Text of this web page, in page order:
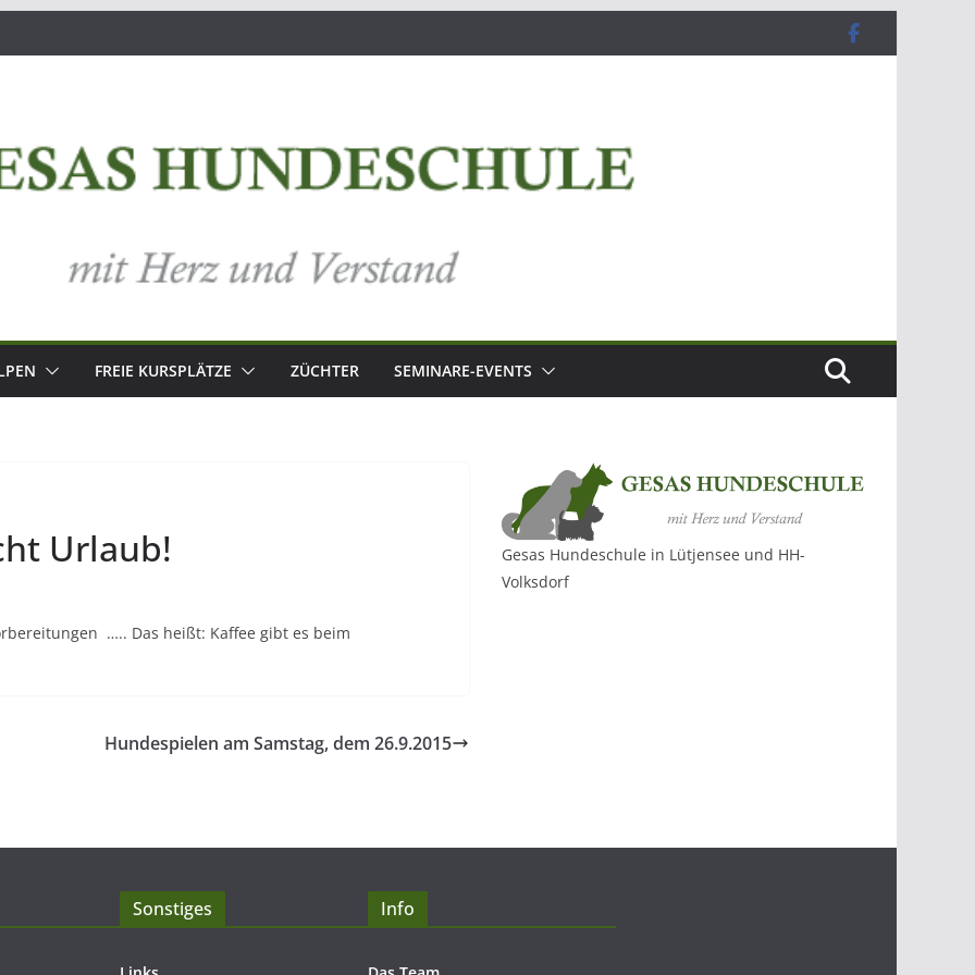
FREIE KURSPLÄTZE ZÜCHTER SEMINARE-EVENTS
Urlaub!
….. Das heißt: Kaffee gibt es beim
Hundespielen am Samstag, dem 26.9.2015
Gesas Hundeschule in Lütjensee und HH-
Volksdorf
Sonstiges Info